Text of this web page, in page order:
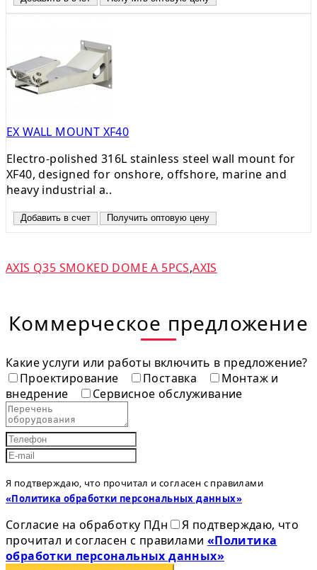
EX WALL MOUNT XF40
Electro-polished 316L stainless steel wall mount for
XF40, designed for onshore, offshore, marine and
heavy industrial a..
Добавить в счет Получить оптовую цену
AXIS Q35 SMOKED DOME A 5PCS,AXIS
Коммерческое предложение
Какие услуги или работы включить в предложение?
Проектирование
Поставка
Монтаж и
внедрение
Сервисное обслуживание
Я подтверждаю, что прочитал и согласен с правилами
«Политика обработки персональных данных»
Согласие на обработку ПДн
Я подтверждаю, что
прочитал и согласен с правилами «Политика
обработки персональных данных»